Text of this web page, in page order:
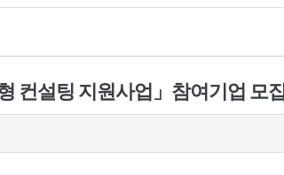
컨설팅 지원사업」참여기업 모